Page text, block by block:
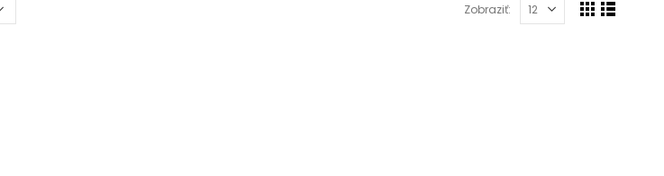
Zobraziť: